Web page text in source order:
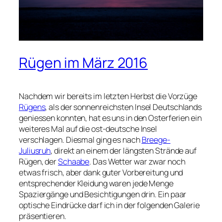
Rügen im März 2016
Nachdem wir bereits im letzten Herbst die Vorzüge
Rügens, als der sonnenreichsten Insel Deutschlands
geniessen konnten, hat es uns in den Osterferien ein
weiteres Mal auf die ost-deutsche Insel
verschlagen. Diesmal ging es nachBreege-
Juliusruh, direkt an einem der längsten Strände auf
Rügen, derSchaabe. Das Wetter war zwar noch
etwas frisch, aber dank guter Vorbereitung und
entsprechender Kleidung waren jede Menge
Spaziergänge und Besichtigungen drin. Ein paar
optische Eindrücke darf ich in der folgenden Galerie
präsentieren.